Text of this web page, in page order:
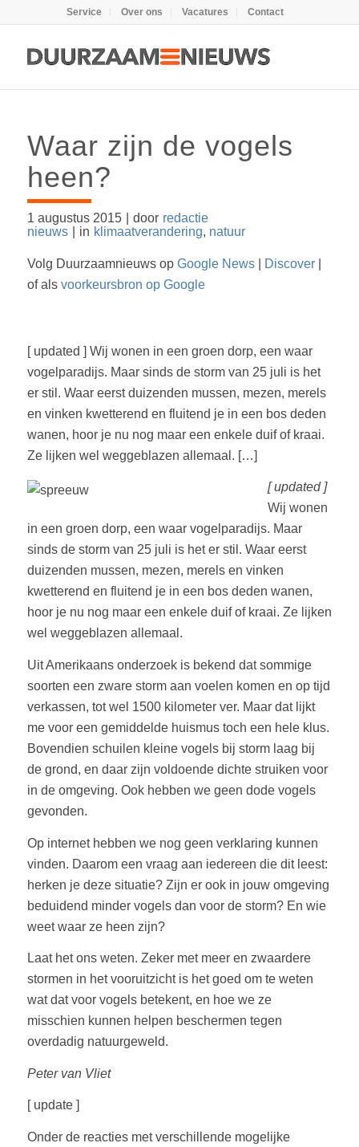
Service Over ons Vacatures Contact
Waar zijn de vogels
heen?
1 augustus 2015 door redactie
nieuws
in klimaatverandering, natuur
Volg Duurzaamnieuws op Google News| Discover|
of als voorkeursbron op Google
[ updated ] Wij wonen in een groen dorp, een waar
vogelparadijs. Maar sinds de storm van 25 juli is het
er stil. Waar eerst duizenden mussen, mezen, merels
en vinken kwetterend en fluitend je in een bos deden
wanen, hoor je nu nog maar een enkele duif of kraai.
Ze lijken wel weggeblazen allemaal. […]
[ updated ]
Wij wonen
in een groen dorp, een waar vogelparadijs. Maar
sinds de storm van 25 juli is het er stil. Waar eerst
duizenden mussen, mezen, merels en vinken
kwetterend en fluitend je in een bos deden wanen,
hoor je nu nog maar een enkele duif of kraai. Ze lijken
wel weggeblazen allemaal.
Uit Amerikaans onderzoek is bekend dat sommige
soorten een zware storm aan voelen komen en op tijd
verkassen, tot wel 1500 kilometer ver. Maar dat lijkt
me voor een gemiddelde huismus toch een hele klus.
Bovendien schuilen kleine vogels bij storm laag bij
de grond, en daar zijn voldoende dichte struiken voor
in de omgeving. Ook hebben we geen dode vogels
gevonden.
Op internet hebben we nog geen verklaring kunnen
vinden. Daarom een vraag aan iedereen die dit leest:
herken je deze situatie? Zijn er ook in jouw omgeving
beduidend minder vogels dan voor de storm? En wie
weet waar ze heen zijn?
Laat het ons weten. Zeker met meer en zwaardere
stormen in het vooruitzicht is het goed om te weten
wat dat voor vogels betekent, en hoe we ze
misschien kunnen helpen beschermen tegen
overdadig natuurgeweld.
Peter van Vliet
[ update ]
Onder de reacties met verschillende mogelijke